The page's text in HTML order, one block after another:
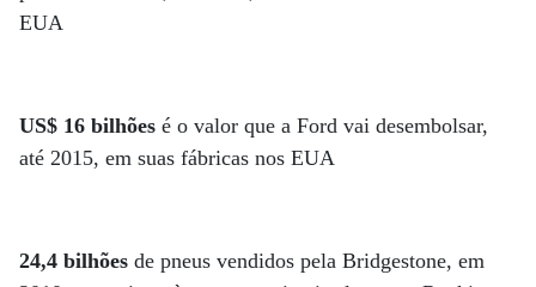
EUA
US$ 16 bilhões é o valor que a Ford vai desembolsar,
até 2015, em suas fábricas nos EUA
24,4 bilhões de pneus vendidos pela Bridgestone, em